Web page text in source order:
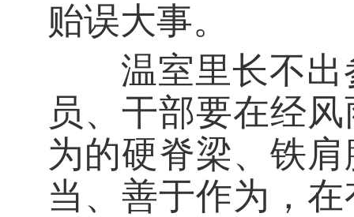
贻误大事。
温室里长不出
员、干部要在经
为的硬脊梁、铁
当、善于作为，